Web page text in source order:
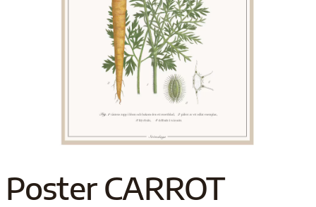
Poster CARROT